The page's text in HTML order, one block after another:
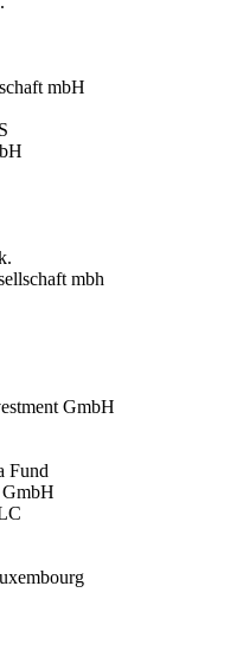
mbH
mbh
GmbH
Fund